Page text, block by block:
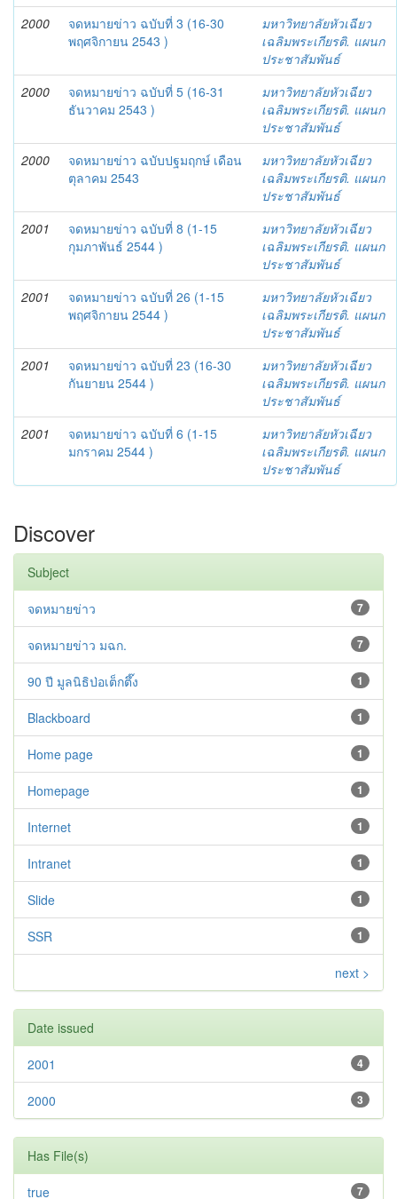
2000
จดหมายข่าว ฉบับที่ 3 (16-30
พฤศจิกายน 2543 )
มหาวิทยาลัยหัวเฉียว
เฉลิมพระเกียรติ. แผนก
ประชาสัมพันธ์
2000
จดหมายข่าว ฉบับที่ 5 (16-31
ธันวาคม 2543 )
มหาวิทยาลัยหัวเฉียว
เฉลิมพระเกียรติ. แผนก
ประชาสัมพันธ์
2000
จดหมายข่าว ฉบับปฐมฤกษ์ เดือน
ตุลาคม 2543
มหาวิทยาลัยหัวเฉียว
เฉลิมพระเกียรติ. แผนก
ประชาสัมพันธ์
2001
จดหมายข่าว ฉบับที่ 8 (1-15
กุมภาพันธ์ 2544 )
มหาวิทยาลัยหัวเฉียว
เฉลิมพระเกียรติ. แผนก
ประชาสัมพันธ์
2001
จดหมายข่าว ฉบับที่ 26 (1-15
พฤศจิกายน 2544 )
มหาวิทยาลัยหัวเฉียว
เฉลิมพระเกียรติ. แผนก
ประชาสัมพันธ์
2001
จดหมายข่าว ฉบับที่ 23 (16-30
กันยายน 2544 )
มหาวิทยาลัยหัวเฉียว
เฉลิมพระเกียรติ. แผนก
ประชาสัมพันธ์
2001
จดหมายข่าว ฉบับที่ 6 (1-15
มกราคม 2544 )
มหาวิทยาลัยหัวเฉียว
เฉลิมพระเกียรติ. แผนก
ประชาสัมพันธ์
Discover
Subject
7
จดหมายข่าว
7
จดหมายข่าว มฉก.
1
90 ปี มูลนิธิป่อเต็กตึ๊ง
1
Blackboard
1
Home page
1
Homepage
1
Internet
1
Intranet
1
Slide
1
SSR
next >
Date issued
4
2001
3
2000
Has File(s)
7
true